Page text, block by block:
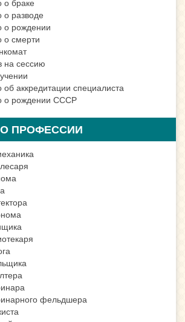
о браке
о разводе
о рождении
о смерти
на сессию
об аккредитации специалиста
о рождении СССР
ПРОФЕССИИ
фельдшера